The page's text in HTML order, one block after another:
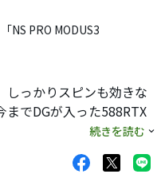
NS PRO MODUS3
しっかりスピンも効きな
でDGが入った588RTX
、明かにこちらの方が楽
ャンク気味の球もなく、
続きを読む